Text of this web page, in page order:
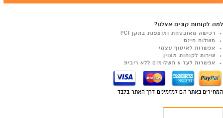
למה לקוחות קונים אצלנו?
רכישה מאובטחת ומוצפנת בתקן PCI
משלוח חינם
אפשרות לאיסוף עצמי
שירות לקוחות מצוין
אפשרות לעד 6 תשלומים ללא ריבית
המחירים באתר הם למזמינים דרך האתר בלבד